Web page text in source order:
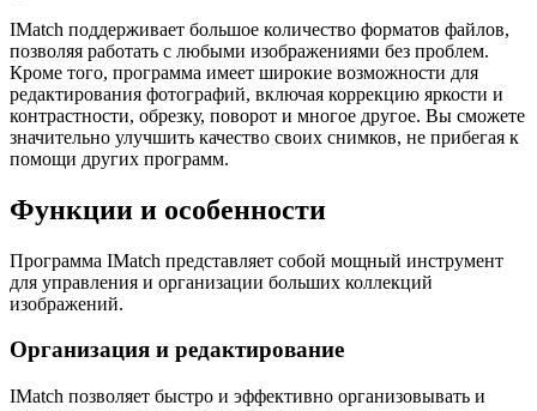
IMatch поддерживает большое количество форматов файлов,
позволяя работать с любыми изображениями без проблем.
Кроме того, программа имеет широкие возможности для
редактирования фотографий, включая коррекцию яркости и
контрастности, обрезку, поворот и многое другое. Вы сможете
значительно улучшить качество своих снимков, не прибегая к
помощи других программ.
Функции и особенности
Программа IMatch представляет собой мощный инструмент
для управления и организации больших коллекций
изображений.
Организация и редактирование
IMatch позволяет быстро и эффективно организовывать и